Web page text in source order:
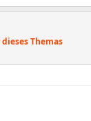
Themas